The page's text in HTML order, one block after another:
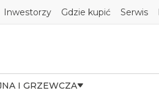
Inwestorzy Gdzie kupić Serwis
I GRZEWCZA